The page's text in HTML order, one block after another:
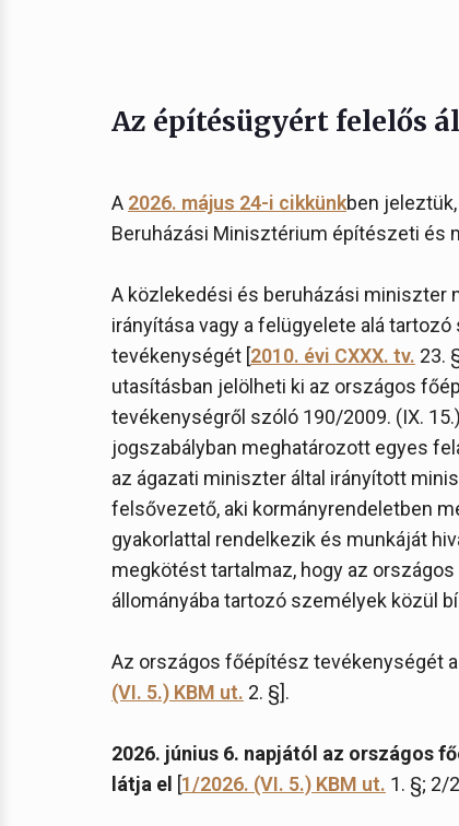
Az építésügyért felelős
A 2026. május 24-i cikkünkben
Beruházási Minisztérium építészeti és
A közlekedési és beruházási miniszter
irányítása vagy a felügyelete alá
tevékenységét [2010. évi CXXX. tv. 23.
utasításban jelölheti ki az országos
tevékenységről szóló 190/2009. (IX.
jogszabályban meghatározott egyes
az ágazati miniszter által irányított
felsővezető, aki kormányrendeletben
gyakorlattal rendelkezik és munkáját
megkötést tartalmaz, hogy az
állományába tartozó személyek közül
Az országos főépítész tevékenységét
(VI. 5.) KBM ut. 2. §].
2026. június 6. napjától az országos
látja el [1/2026. (VI. 5.) KBM ut. 1. §; 2/